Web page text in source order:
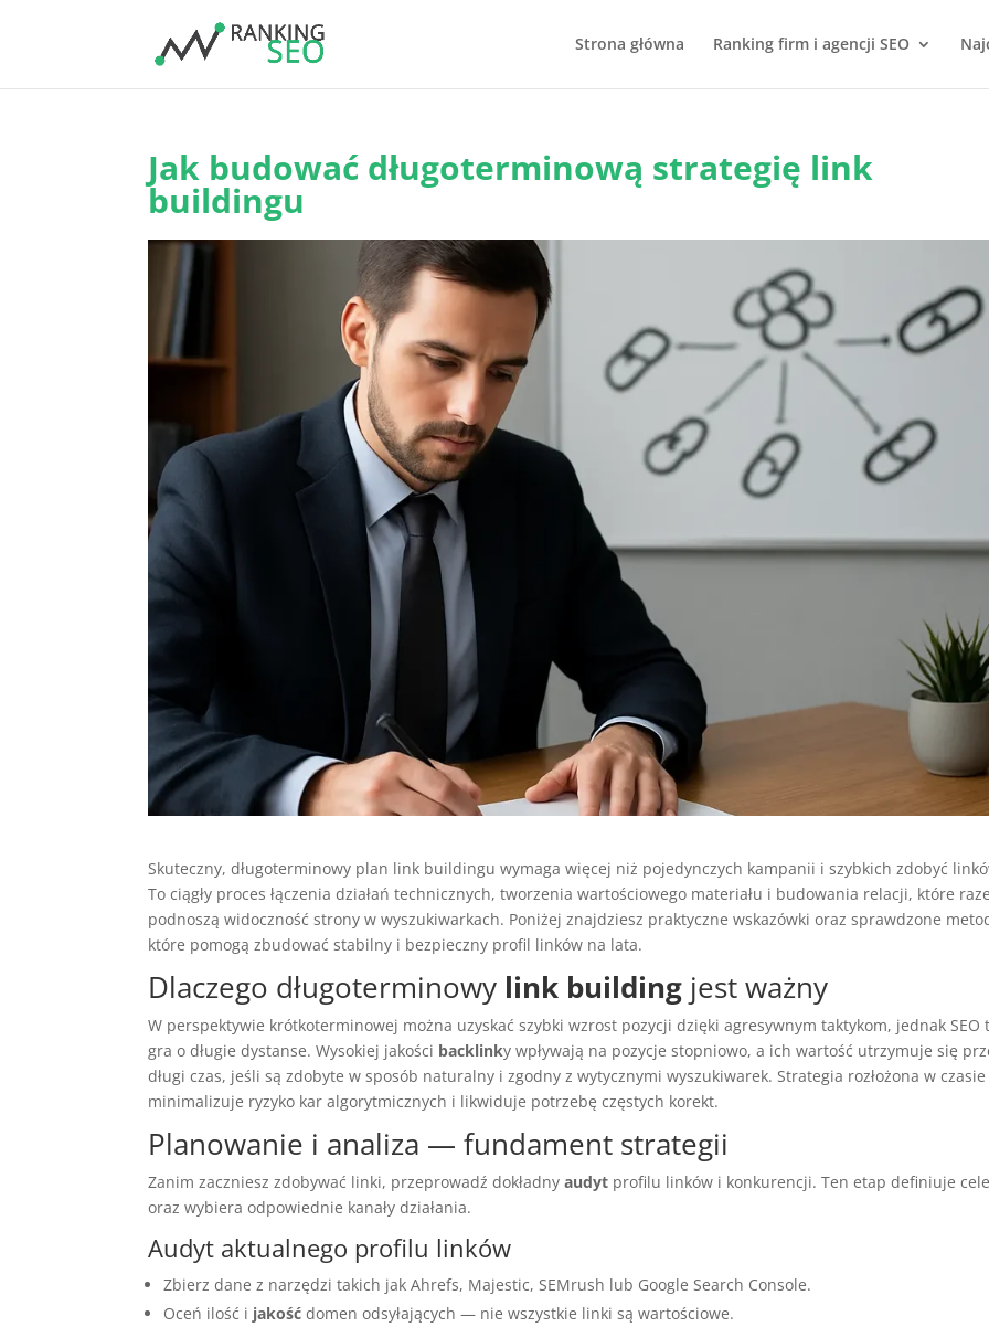
Strona główna Ranking firm i agencji SEO
Jak budować długoterminową strategię link
buildingu
Skuteczny, długoterminowy plan link buildingu wymaga więcej niż pojedynczych kampanii i szybkich zdobyć
To ciągły proces łączenia działań technicznych, tworzenia wartościowego materiału i budowania relacji, które
podnoszą widoczność strony w wyszukiwarkach. Poniżej znajdziesz praktyczne wskazówki oraz sprawdzone
które pomogą zbudować stabilny i bezpieczny profil linków na lata.
Dlaczego długoterminowy link building jest ważny
W perspektywie krótkoterminowej można uzyskać szybki wzrost pozycji dzięki agresywnym taktykom, jednak SEO
gra o długie dystanse. Wysokiej jakości backlinky wpływają na pozycje stopniowo, a ich wartość utrzymuje się
długi czas, jeśli są zdobyte w sposób naturalny i zgodny z wytycznymi wyszukiwarek. Strategia rozłożona w czasie
minimalizuje ryzyko kar algorytmicznych i likwiduje potrzebę częstych korekt.
Planowanie i analiza — fundament strategii
Zanim zaczniesz zdobywać linki, przeprowadź dokładnyaudyt profilu linków i konkurencji. Ten etap definiuje
oraz wybiera odpowiednie kanały działania.
Audyt aktualnego profilu linków
Zbierz dane z narzędzi takich jak Ahrefs, Majestic, SEMrush lub Google Search Console.
Oceń ilość i jakość domen odsyłających — nie wszystkie linki są wartościowe.